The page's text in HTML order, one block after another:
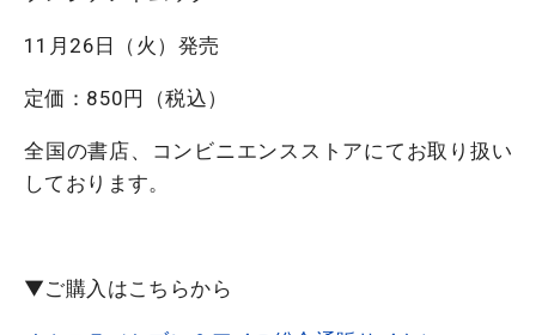
11月26日（火）発売
定価：850円（税込）
全国の書店、コンビニエンスストアにてお取り扱い
しております。
▼ご購入はこちらから